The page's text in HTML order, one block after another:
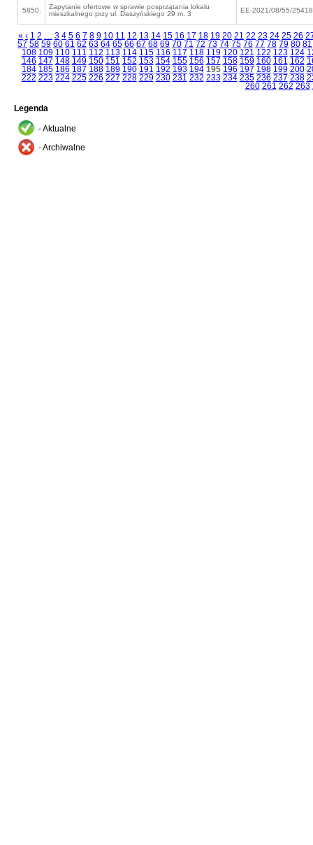
5850.
Zapytanie ofertowe w sprawie posprzątania lokalu
mieszkalnego przy ul. Daszyńskiego 29 m. 3
EE-2021/08/55/25418
« ‹ 1 2 … 3 4 5 6 7 8 9 10 11 12 13 14 15 16 17 18 19 20 21 22 23 24 25 26
57 58 59 60 61 62 63 64 65 66 67 68 69 70 71 72 73 74 75 76 77 78 79 80 81
108 109 110 111 112 113 114 115 116 117 118 119 120 121 122 123 124
146 147 148 149 150 151 152 153 154 155 156 157 158 159 160 161 162
184 185 186 187 188 189 190 191 192 193 194 195 196 197 198 199 200
222 223 224 225 226 227 228 229 230 231 232 233 234 235 236 237 238
260 261 262 263
Legenda
- Aktualne
- Archiwalne